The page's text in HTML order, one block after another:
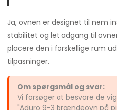
Ja, ovnen er designet til nem
stabilitet og let adgang til
placere den i forskellige rum
tilpasninger.
Om spørgsmål og svar:
Vi forsøger at besvare de
"Aduro 9-3 brændeovn på